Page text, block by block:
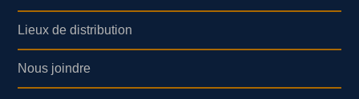
Lieux de distribution
Nous joindre